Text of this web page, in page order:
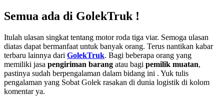
Semua ada di GolekTruk !
Itulah ulasan singkat tentang motor roda tiga viar. Semoga ulasan
diatas dapat bermanfaat untuk banyak orang. Terus nantikan kabar
terbaru lainnya dari GolekTruk. Bagi beberapa orang yang
memiliki jasa pengiriman barang atau bagi pemilik muatan,
pastinya sudah berpengalaman dalam bidang ini . Yuk tulis
pengalaman yang Sobat Golek rasakan di dunia logistik di kolom
komentar ya.